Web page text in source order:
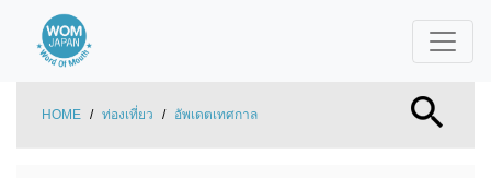
HOME / ท่องเที่ยว / อัพเดตเทศกาล